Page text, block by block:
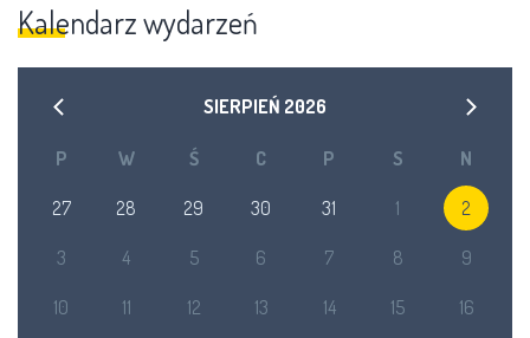
Kalendarz wydarzeń
SIERPIEŃ 2026
P W Ś C P S N
27 28 29 30 31 1 2
3 4 5 6 7 8 9
10 11 12 13 14 15 16